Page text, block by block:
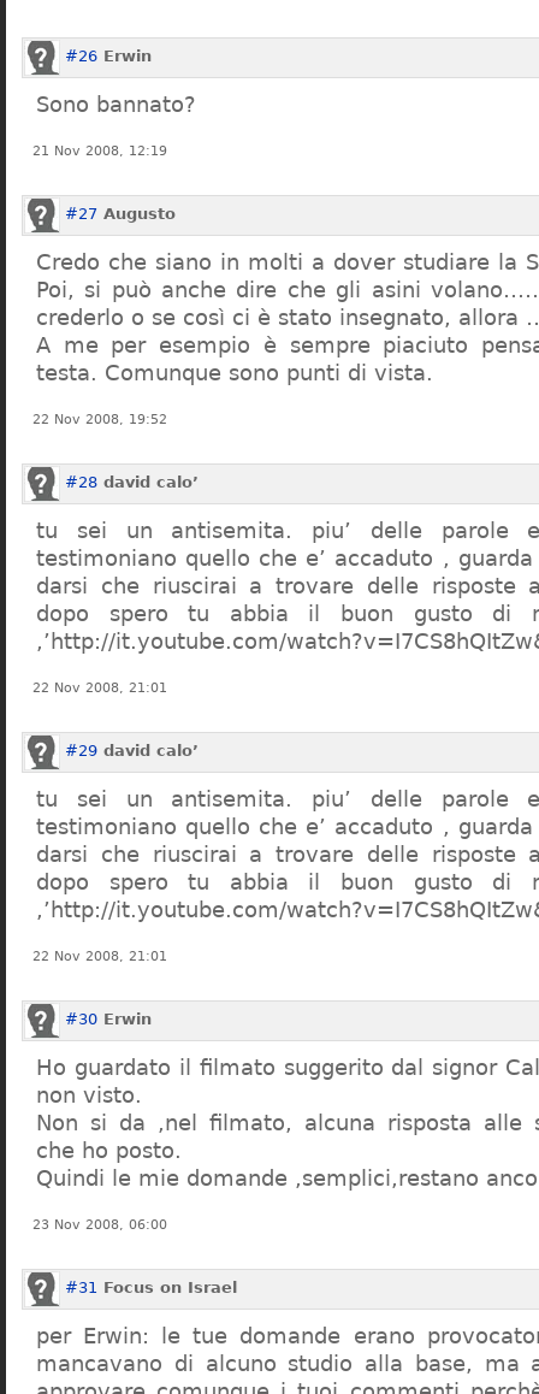
#26 Erwin
Sono bannato?
21 Nov 2008, 12:19
#27 Augusto
Credo che siano in molti a dover studiare la
Poi, si può anche dire che gli asini
crederlo o se così ci è stato insegnato,
A me per esempio è sempre piaciuto
testa. Comunque sono punti di vista.
22 Nov 2008, 19:52
#28 david calo’
tu sei un antisemita. piu’ delle parole
testimoniano quello che e’ accaduto , guarda
darsi che riuscirai a trovare delle risposte
dopo spero tu abbia il buon gusto di
,’http://it.youtube.com/
22 Nov 2008, 21:01
#29 david calo’
tu sei un antisemita. piu’ delle parole
testimoniano quello che e’ accaduto , guarda
darsi che riuscirai a trovare delle risposte
dopo spero tu abbia il buon gusto di
,’http://it.youtube.com/
22 Nov 2008, 21:01
#30 Erwin
Ho guardato il filmato suggerito dal signor
non visto.
Non si da ,nel filmato, alcuna risposta alle
che ho posto.
Quindi le mie domande ,semplici,restano
23 Nov 2008, 06:00
#31 Focus on Israel
per Erwin: le tue domande erano
mancavano di alcuno studio alla base, ma